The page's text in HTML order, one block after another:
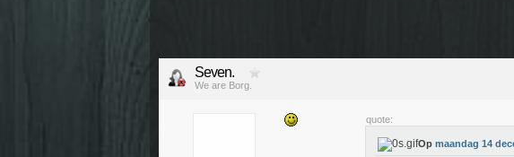
Seven.
We are Borg.
quote:
Op maandag 14